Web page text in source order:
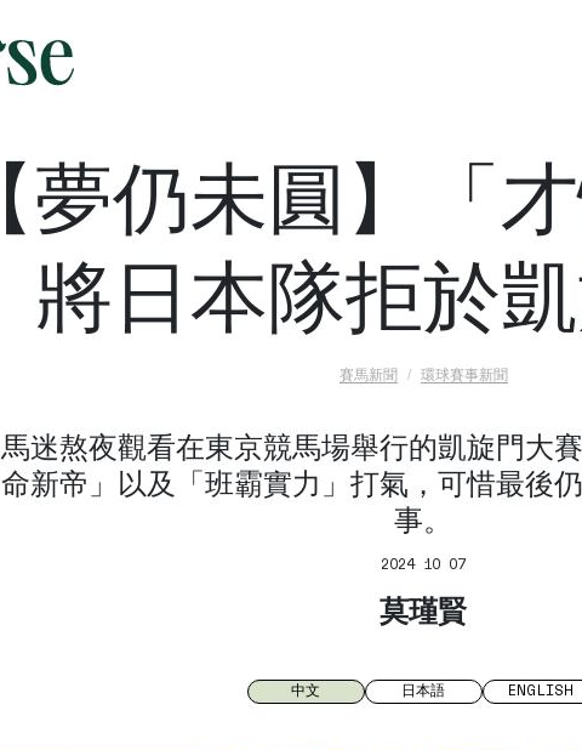
【夢仍未圓】「
將日本隊拒於
賽馬新聞 環球賽事新聞
馬迷熬夜觀看在東京競馬場舉行的凱旋門大
命新帝」以及「班霸實力」打氣，可惜最後
事。
2024 10 07
莫瑾賢
中文 日本語 ENGLISH